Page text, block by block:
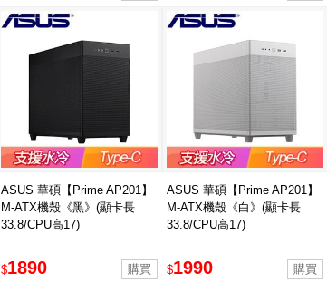
ASUS 華碩【Prime AP201】
M-ATX機殼《黑》(顯卡長
33.8/CPU高17)
$1890
ASUS 華碩【Prime AP201】
M-ATX機殼《白》(顯卡長
33.8/CPU高17)
$1990